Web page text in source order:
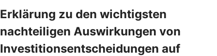
Erklärung zu den wichtigsten
nachteiligen Auswirkungen von
Investitionsentscheidungen auf